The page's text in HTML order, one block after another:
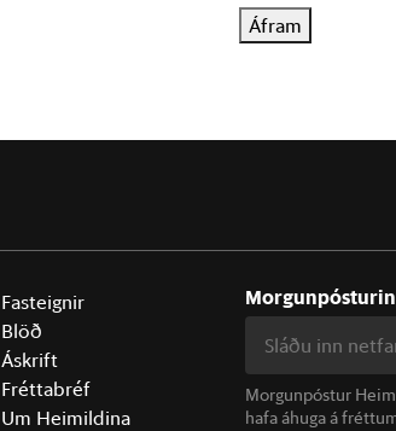
Áfram
Fasteignir
Blöð
Áskrift
Fréttabréf
Um Heimildina
Morgunpóstur
hafa áhuga á